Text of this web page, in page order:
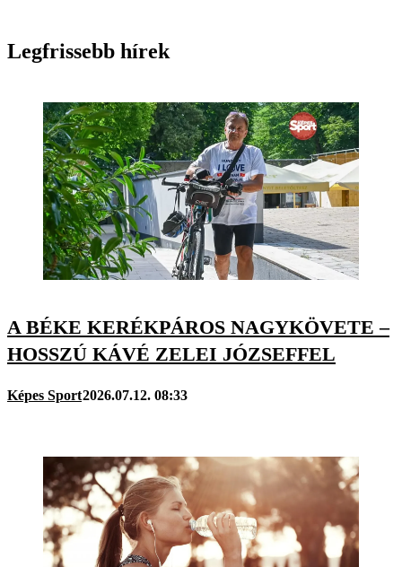
Legfrissebb hírek
A BÉKE KERÉKPÁROS NAGYKÖVETE –
HOSSZÚ KÁVÉ ZELEI JÓZSEFFEL
Képes Sport2026.07.12. 08:33